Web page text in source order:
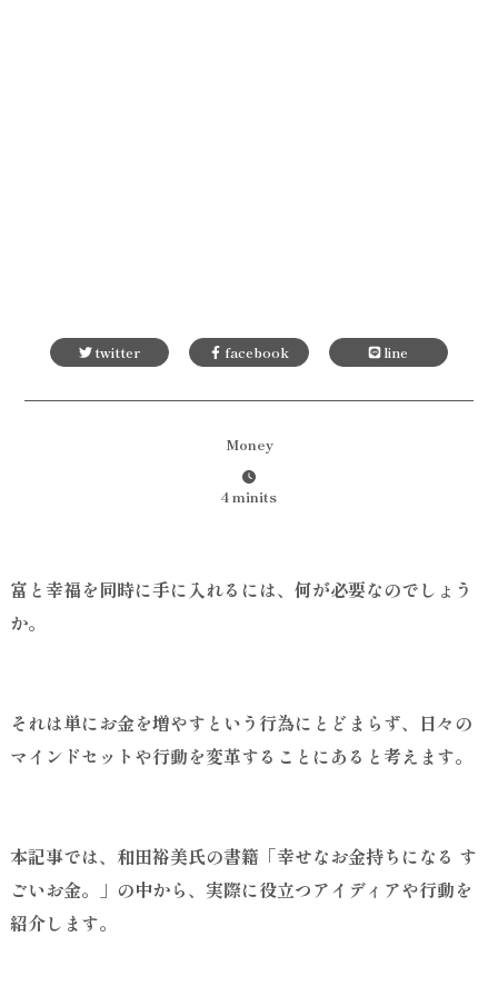
twitter facebook line
Money
4 minits
富と幸福を同時に手に入れるには、何が必要なのでしょう
か。
それは単にお金を増やすという行為にとどまらず、日々の
マインドセットや行動を変革することにあると考えます。
本記事では、和田裕美氏の書籍「幸せなお金持ちになる す
ごいお金。」の中から、実際に役立つアイディアや行動を
紹介します。